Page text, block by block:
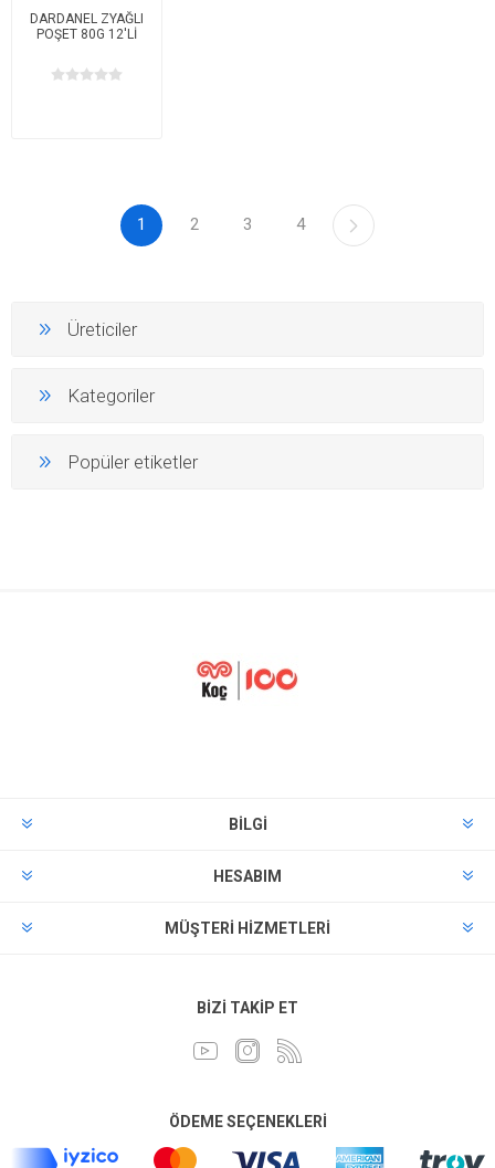
DARDANEL ZYAĞLI
POŞET 80G 12'Lİ
1 2 3 4
Üreticiler
Kategoriler
Popüler etiketler
BILGI
HESABIM
MÜŞTERI HIZMETLERI
BIZI TAKIP ET
ÖDEME SEÇENEKLERI